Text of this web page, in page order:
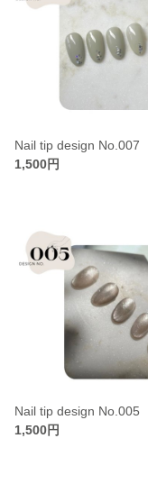
Nail tip design No.007
1,500円
Nail tip design No.005
1,500円